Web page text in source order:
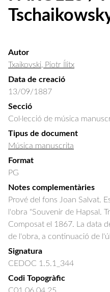
Autor
Txaikovski, Piotr Ílitx
Data de creació
13/09/1887
Secció
Col·lecció de música
Tipus de document
Música manuscrita
Format
PG
Notes complementàries
Prové del fons Joan Salvat.
l'obra "Souvenir de Hapsal.
Composat el 1867. La data
de l'obra, a continuació de
Signatura
CEDOC 1.5.1_344
Codi Topogràfic